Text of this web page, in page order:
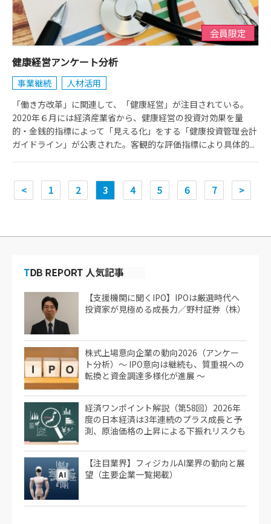
会員限定
健康経営アンケート分析
事業継続
人材活用
「働き方改革」に関連して、「健康経営」が注目されている。
2020年６月には経済産業省から、健康経営の投資対効果を量
的・金銭的指標によって「見える化」をする「健康投資管理会計
ガイドライン」が公表された。客観的な評価指標により具体的...
< 1 2 3 4 5 6 7 >
【支援機関に聞くIPO】IPOは厳選時代へ
投資家が見極める成長力／野村証券（株）
株式上場意向企業の動向2026（アンケー
ト分析）～ IPO意向は継続も、質重視への
転換と資金調達多様化が進展 ～
経済ワンポイント解説（第58回）2026年
度の日本経済は3年連続のプラス成長と予
測、原油価格の上昇による下振れリスクも
【注目業界】フィジカルAI業界の動向と展
望（主要企業一覧掲載）